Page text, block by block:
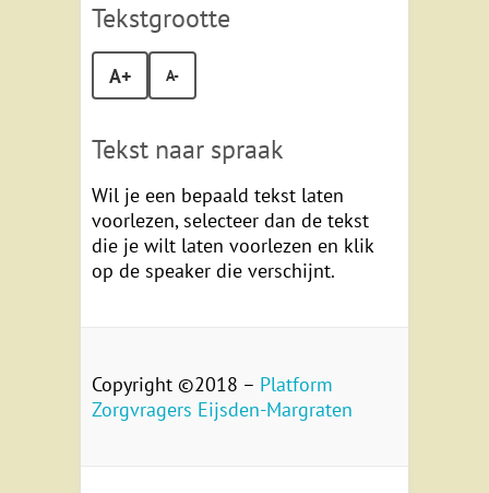
Tekstgrootte
A+ A-
Tekst naar spraak
Wil je een bepaald tekst laten
voorlezen, selecteer dan de tekst
die je wilt laten voorlezen en klik
op de speaker die verschijnt.
Copyright ©2018 – Platform
Zorgvragers Eijsden-Margraten